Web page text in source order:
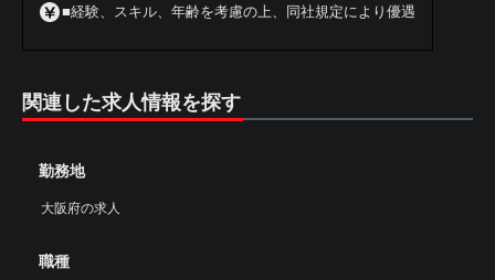
■経験、スキル、年齢を考慮の上、同社規定により優遇
関連した求人情報を探す
勤務地
大阪府の求人
職種